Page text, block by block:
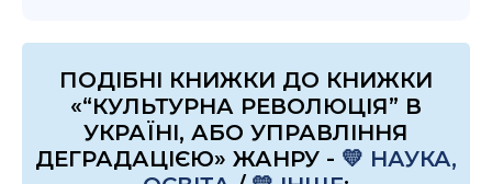
ПОДІБНІ КНИЖКИ ДО КНИЖКИ
«“КУЛЬТУРНА РЕВОЛЮЦІЯ” В
УКРАЇНІ, АБО УПРАВЛІННЯ
ДЕГРАДАЦІЄЮ» ЖАНРУ - 💛 НАУКА,